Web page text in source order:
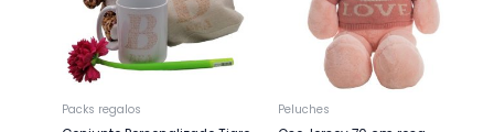
Packs regalos Peluches